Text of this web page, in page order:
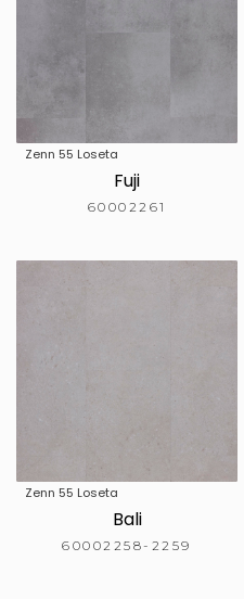
Zenn 55 Loseta
Fuji
60002261
Zenn 55 Loseta
Bali
60002258-2259